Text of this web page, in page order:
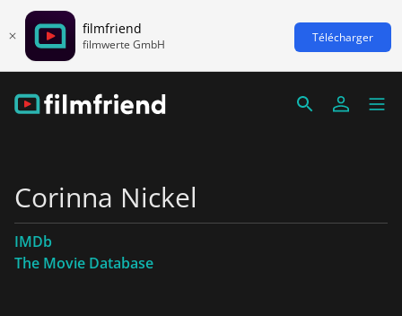
filmfriend
filmwerte GmbH Télécharger
Corinna Nickel
IMDb
The Movie Database